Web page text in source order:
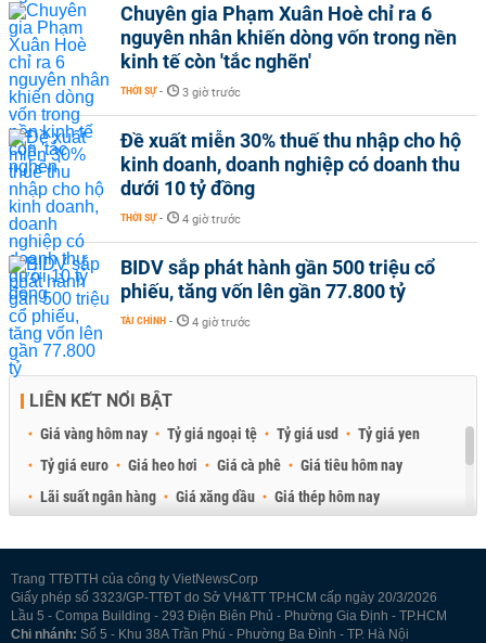
Chuyên gia Phạm Xuân Hoè chỉ ra 6
nguyên nhân khiến dòng vốn trong nền
kinh tế còn 'tắc nghẽn'
THỜI SỰ - 3 giờ trước
Đề xuất miễn 30% thuế thu nhập cho hộ
kinh doanh, doanh nghiệp có doanh thu
dưới 10 tỷ đồng
THỜI SỰ - 4 giờ trước
BIDV sắp phát hành gần 500 triệu cổ
phiếu, tăng vốn lên gần 77.800 tỷ
TÀI CHÍNH - 4 giờ trước
LIÊN KẾT NỔI BẬT
Giá vàng hôm nay Tỷ giá ngoại tệ Tỷ giá usd
Tỷ giá yen
Tỷ giá euro
Giá heo hơi Giá cà phê
Giá tiêu hôm nay
Lãi suất ngân hàng
Giá xăng dầu
Giá thép hôm nay
Trang TTĐTTH của công ty VietNewsCorp
Giấy phép số 3323/GP-TTĐT do Sở VH&TT TP.HCM cấp ngày 20/3/2026
Lầu 5 - Compa Building - 293 Điện Biên Phủ - Phường Gia Định - TP.HCM
Chi nhánh: Số 5 - Khu 38A Trần Phú - Phường Ba Đình - TP. Hà Nội